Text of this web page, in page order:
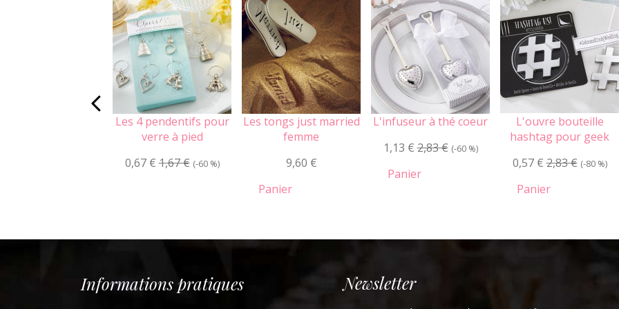
Les 4 pendentifs pour
verre à pied
0,67 € 1,67 € (-60 %)
Les tongs just married
femme
9,60 €
Panier
L'infuseur à thé coeur
1,13 € 2,83 € (-60 %)
Panier
L'ouvre bouteille
hashtag pour geek
0,57 € 2,83 € (-80 %)
Panier
Informations pratiques Newsletter